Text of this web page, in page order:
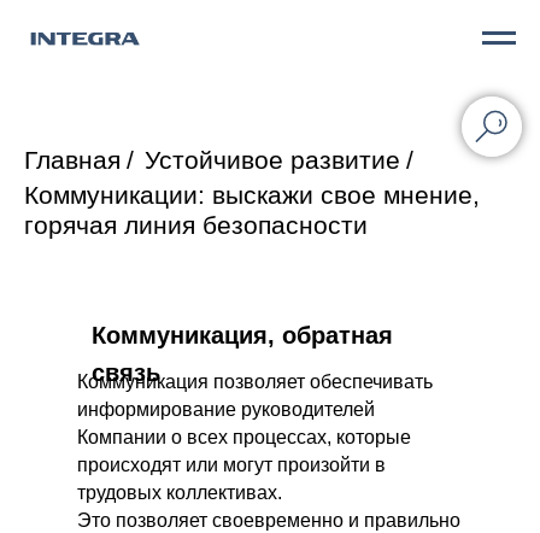
Главная / Устойчивое развитие /
Коммуникации: выскажи свое мнение,
горячая линия безопасности
Коммуникация позволяет обеспечивать
информирование руководителей
Компании о всех процессах, которые
происходят или могут произойти в
трудовых коллективах.
Это позволяет своевременно и правильно
Коммуникация, обратная
связь